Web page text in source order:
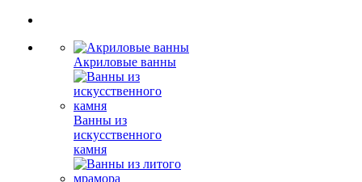
Акриловые ванны
Ванны из
искусственного
камня